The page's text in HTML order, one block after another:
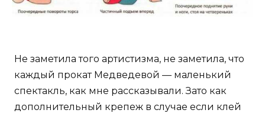
Не заметила того артистизма, не заметила, что
каждый прокат Медведевой — маленький
спектакль, как мне рассказывали. Зато как
дополнительный крепеж в случае если клей